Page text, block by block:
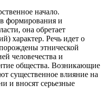
начало.
формирования и
она обретает
характер. Речь идет о
этнической
человечества и
общества. Возникающие
существенное влияние на
и вносят серьезные